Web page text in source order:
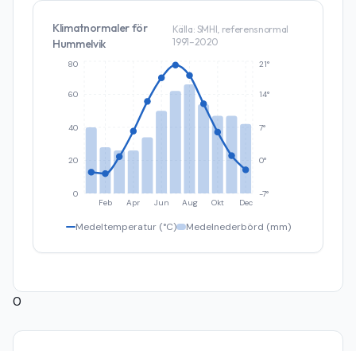
Klimatnormaler för
Hummelvik
Källa: SMHI, referensnormal
1991–2020
Feb Apr Jun Aug Okt Dec
0
20
40
60
80
-7°
0°
7°
14°
21°
Medeltemperatur (°C) Medelnederbörd (mm)
0